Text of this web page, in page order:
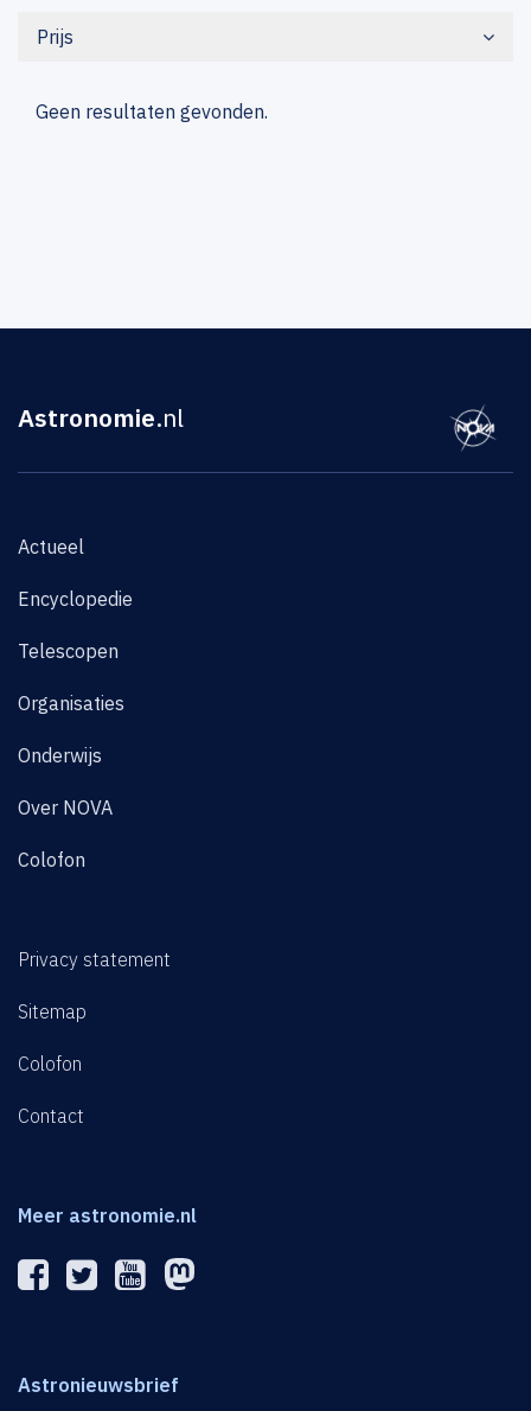
Prijs
Geen resultaten gevonden.
Astronomie.nl
Actueel
Encyclopedie
Telescopen
Organisaties
Onderwijs
Over NOVA
Colofon
Privacy statement
Sitemap
Colofon
Contact
Meer astronomie.nl
Astronieuwsbrief